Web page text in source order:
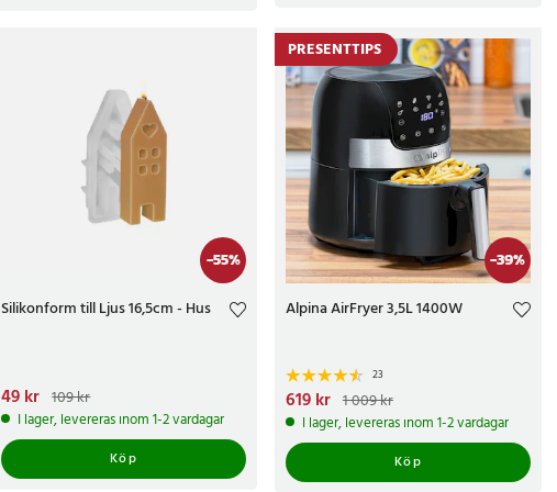
-55%
Silikonform till Ljus 16,5cm - Hus
Nuvarande pris
109 kr
49 kr 109 kr
I lager, levereras inom 1-2 vardagar
Köp
-39%
PRESENTTIPS
Alpina AirFryer 3,5L 1400W
23
Nuvarande pris:
1 009 kr
619 kr 1 009 kr
I lager, levereras inom 1-2 vardagar
Köp